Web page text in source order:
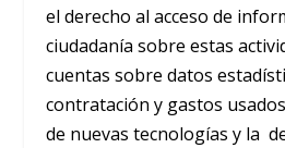
el derecho al acceso de
ciudadanía sobre estas
cuentas sobre datos
contratación y gastos
de nuevas tecnologías y la